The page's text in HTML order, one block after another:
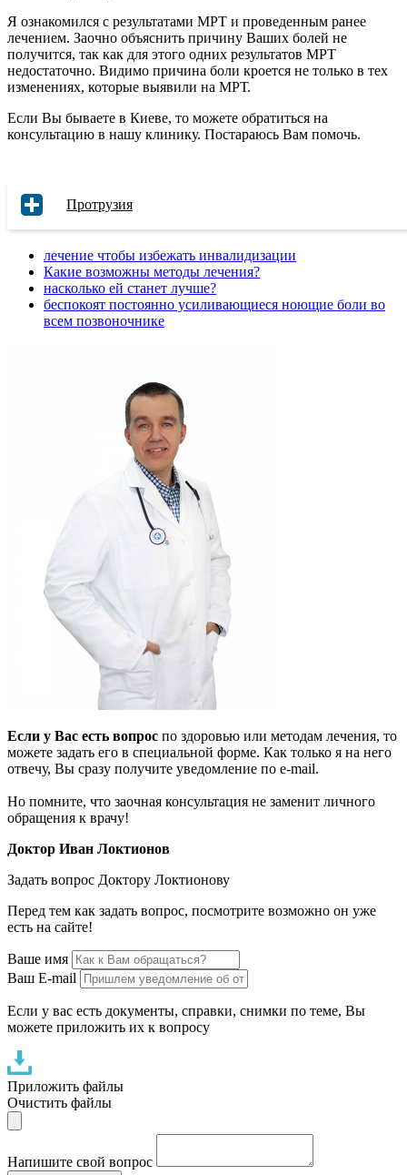
Я ознакомился с результатами МРТ и проведенным ранее
лечением. Заочно объяснить причину Ваших болей не
получится, так как для этого одних результатов МРТ
недостаточно. Видимо причина боли кроется не только в тех
изменениях, которые выявили на МРТ.
Если Вы бываете в Киеве, то можете обратиться на
консультацию в нашу клинику. Постараюсь Вам помочь.
Протрузия
лечение чтобы избежать инвалидизации
Какие возможны методы лечения?
насколько ей станет лучше?
беспокоят постоянно усиливающиеся ноющие боли во
всем позвоночнике
Если у Вас есть вопрос по здоровью или методам лечения, то
можете задать его в специальной форме. Как только я на него
отвечу, Вы сразу получите уведомление по e-mail.
Но помните, что заочная консультация не заменит личного
обращения к врачу!
Доктор Иван Локтионов
Задать вопрос Доктору Локтионову
Перед тем как задать вопрос, посмотрите возможно он уже
есть на сайте!
Ваше имя
Ваш E-mail
Если у вас есть документы, справки, снимки по теме, Вы
можете приложить их к вопросу
Приложить файлы
Очистить файлы
Напишите свой вопрос